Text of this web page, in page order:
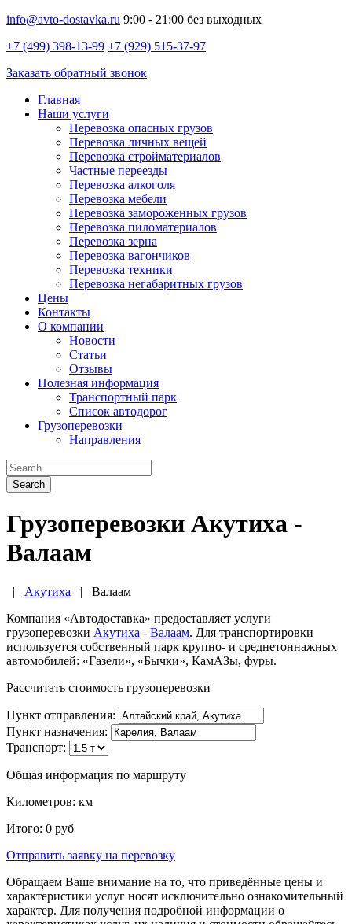
info@avto-dostavka.ru 9:00 - 21:00 без выходных
+7 (499) 398-13-99 +7 (929) 515-37-97
Заказать обратный звонок
Главная
Наши услуги
Перевозка опасных грузов
Перевозка личных вещей
Перевозка стройматериалов
Частные переезды
Перевозка алкоголя
Перевозка мебели
Перевозка замороженных грузов
Перевозка пиломатериалов
Перевозка зерна
Перевозка вагончиков
Перевозка техники
Перевозка негабаритных грузов
Цены
Контакты
О компании
Новости
Статьи
Отзывы
Полезная информация
Транспортный парк
Список автодорог
Грузоперевозки
Направления
Search
Грузоперевозки Акутиха -
Валаам
| Акутиха | Валаам
Компания «Автодоставка» предоставляет услуги
грузоперевозки Акутиха - Валаам. Для транспортировки
используется собственный парк крупно- и среднетоннажных
автомобилей: «Газели», «Бычки», КамАЗы, фуры.
Рассчитать стоимость грузоперевозки
Пункт отправления:
Пункт назначения:
Транспорт:
Общая информация по маршруту
Километров: км
Итого: 0 руб
Отправить заявку на перевозку
Обращаем Ваше внимание на то, что приведённые цены и
характеристики услуг носят исключительно ознакомительный
характер. Для получения подробной информации о